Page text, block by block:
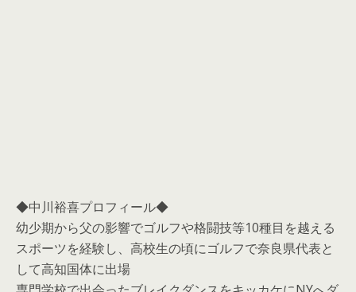
◆中川裕喜プロフィール◆
幼少期から父の影響でゴルフや格闘技等10種目を越える
スポーツを経験し、高校生の頃にゴルフで奈良県代表と
して高知国体に出場